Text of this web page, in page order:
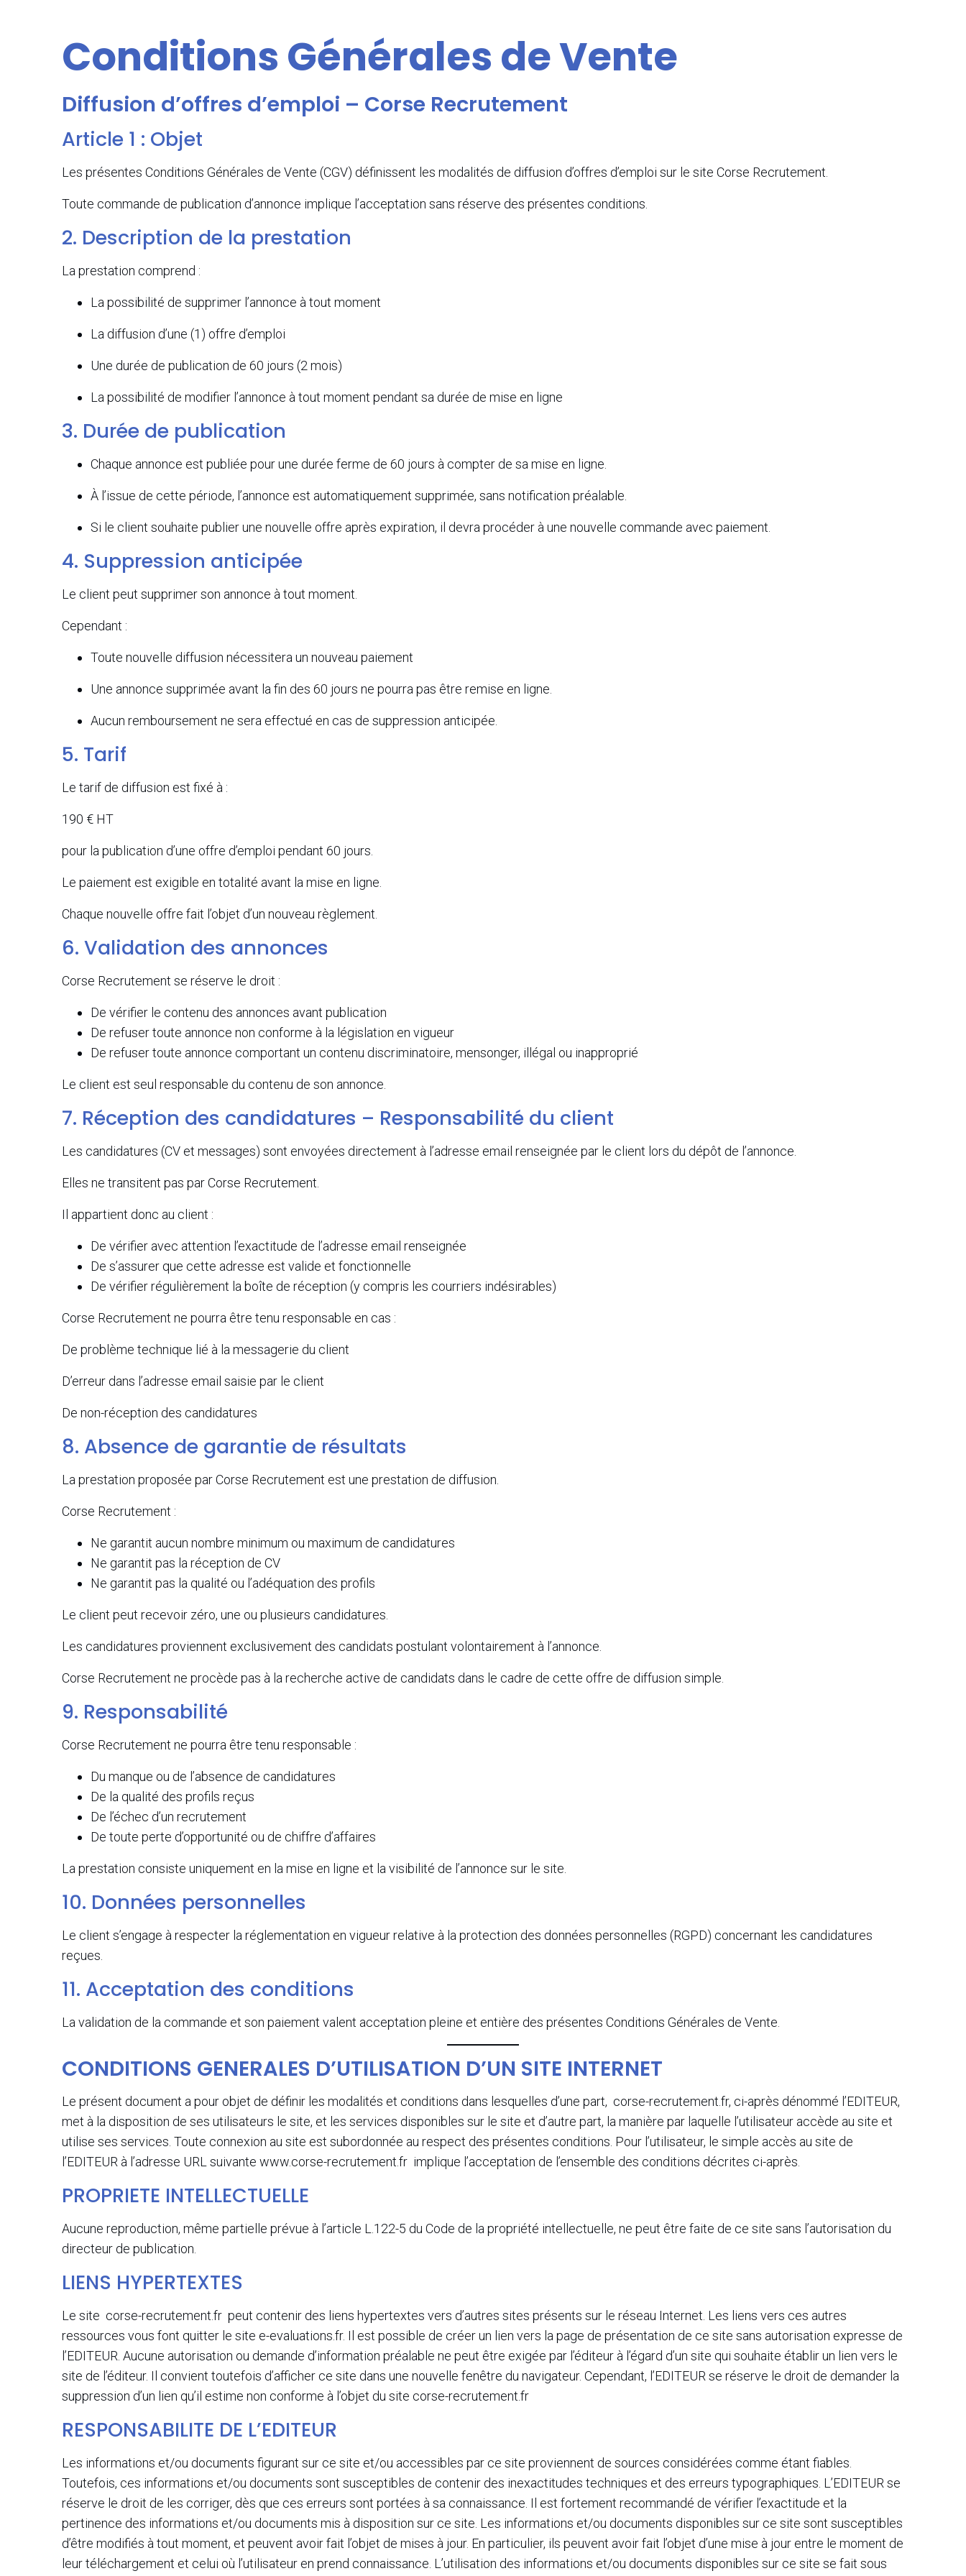
Conditions Générales de Vente
Diffusion d’offres d’emploi – Corse Recrutement
Article 1 : Objet
Les présentes Conditions Générales de Vente (CGV) définissent les modalités de diffusion d’offres d’emploi sur le site Corse Recrutement.
Toute commande de publication d’annonce implique l’acceptation sans réserve des présentes conditions.
2. Description de la prestation
La prestation comprend :
La possibilité de supprimer l’annonce à tout moment
La diffusion d’une (1) offre d’emploi
Une durée de publication de 60 jours (2 mois)
La possibilité de modifier l’annonce à tout moment pendant sa durée de mise en ligne
3. Durée de publication
Chaque annonce est publiée pour une durée ferme de 60 jours à compter de sa mise en ligne.
À l’issue de cette période, l’annonce est automatiquement supprimée, sans notification préalable.
Si le client souhaite publier une nouvelle offre après expiration, il devra procéder à une nouvelle commande avec paiement.
4. Suppression anticipée
Le client peut supprimer son annonce à tout moment.
Cependant :
Toute nouvelle diffusion nécessitera un nouveau paiement
Une annonce supprimée avant la fin des 60 jours ne pourra pas être remise en ligne.
Aucun remboursement ne sera effectué en cas de suppression anticipée.
5. Tarif
Le tarif de diffusion est fixé à :
190 € HT
pour la publication d’une offre d’emploi pendant 60 jours.
Le paiement est exigible en totalité avant la mise en ligne.
Chaque nouvelle offre fait l’objet d’un nouveau règlement.
6. Validation des annonces
Corse Recrutement se réserve le droit :
De vérifier le contenu des annonces avant publication
De refuser toute annonce non conforme à la législation en vigueur
De refuser toute annonce comportant un contenu discriminatoire, mensonger, illégal ou inapproprié
Le client est seul responsable du contenu de son annonce.
7. Réception des candidatures – Responsabilité du client
Les candidatures (CV et messages) sont envoyées directement à l’adresse email renseignée par le client lors du dépôt de l’annonce.
Elles ne transitent pas par Corse Recrutement.
Il appartient donc au client :
De vérifier avec attention l’exactitude de l’adresse email renseignée
De s’assurer que cette adresse est valide et fonctionnelle
De vérifier régulièrement la boîte de réception (y compris les courriers indésirables)
Corse Recrutement ne pourra être tenu responsable en cas :
De problème technique lié à la messagerie du client
D’erreur dans l’adresse email saisie par le client
De non-réception des candidatures
8. Absence de garantie de résultats
La prestation proposée par Corse Recrutement est une prestation de diffusion.
Corse Recrutement :
Ne garantit aucun nombre minimum ou maximum de candidatures
Ne garantit pas la réception de CV
Ne garantit pas la qualité ou l’adéquation des profils
Le client peut recevoir zéro, une ou plusieurs candidatures.
Les candidatures proviennent exclusivement des candidats postulant volontairement à l’annonce.
Corse Recrutement ne procède pas à la recherche active de candidats dans le cadre de cette offre de diffusion simple.
9. Responsabilité
Corse Recrutement ne pourra être tenu responsable :
Du manque ou de l’absence de candidatures
De la qualité des profils reçus
De l’échec d’un recrutement
De toute perte d’opportunité ou de chiffre d’affaires
La prestation consiste uniquement en la mise en ligne et la visibilité de l’annonce sur le site.
10. Données personnelles
Le client s’engage à respecter la réglementation en vigueur relative à la protection des données personnelles (RGPD) concernant les candidatures
reçues.
11. Acceptation des conditions
La validation de la commande et son paiement valent acceptation pleine et entière des présentes Conditions Générales de Vente.
CONDITIONS GENERALES D’UTILISATION D’UN SITE INTERNET
Le présent document a pour objet de définir les modalités et conditions dans lesquelles d’une part, corse-recrutement.fr, ci-après dénommé l’EDITEUR,
met à la disposition de ses utilisateurs le site, et les services disponibles sur le site et d’autre part, la manière par laquelle l’utilisateur accède au site et
utilise ses services. Toute connexion au site est subordonnée au respect des présentes conditions. Pour l’utilisateur, le simple accès au site de
l’EDITEUR à l’adresse URL suivante www.corse-recrutement.fr implique l’acceptation de l’ensemble des conditions décrites ci-après.
PROPRIETE INTELLECTUELLE
Aucune reproduction, même partielle prévue à l’article L.122-5 du Code de la propriété intellectuelle, ne peut être faite de ce site sans l’autorisation du
directeur de publication.
LIENS HYPERTEXTES
Le site corse-recrutement.fr peut contenir des liens hypertextes vers d’autres sites présents sur le réseau Internet. Les liens vers ces autres
ressources vous font quitter le site e-evaluations.fr. Il est possible de créer un lien vers la page de présentation de ce site sans autorisation expresse de
l’EDITEUR. Aucune autorisation ou demande d’information préalable ne peut être exigée par l’éditeur à l’égard d’un site qui souhaite établir un lien vers le
site de l’éditeur. Il convient toutefois d’afficher ce site dans une nouvelle fenêtre du navigateur. Cependant, l’EDITEUR se réserve le droit de demander la
suppression d’un lien qu’il estime non conforme à l’objet du site corse-recrutement.fr
RESPONSABILITE DE L’EDITEUR
Les informations et/ou documents figurant sur ce site et/ou accessibles par ce site proviennent de sources considérées comme étant fiables.
Toutefois, ces informations et/ou documents sont susceptibles de contenir des inexactitudes techniques et des erreurs typographiques. L’EDITEUR se
réserve le droit de les corriger, dès que ces erreurs sont portées à sa connaissance. Il est fortement recommandé de vérifier l’exactitude et la
pertinence des informations et/ou documents mis à disposition sur ce site. Les informations et/ou documents disponibles sur ce site sont susceptibles
d’être modifiés à tout moment, et peuvent avoir fait l’objet de mises à jour. En particulier, ils peuvent avoir fait l’objet d’une mise à jour entre le moment de
leur téléchargement et celui où l’utilisateur en prend connaissance. L’utilisation des informations et/ou documents disponibles sur ce site se fait sous